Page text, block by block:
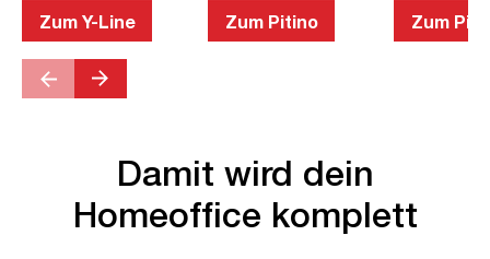
Zum Y-Line Zum Pitino Zum
Damit wird dein
Homeoffice komplett